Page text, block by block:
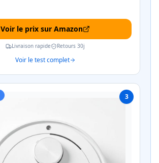
Voir le prix sur Amazon
Livraison rapide Retours 30j
Voir le test complet
3